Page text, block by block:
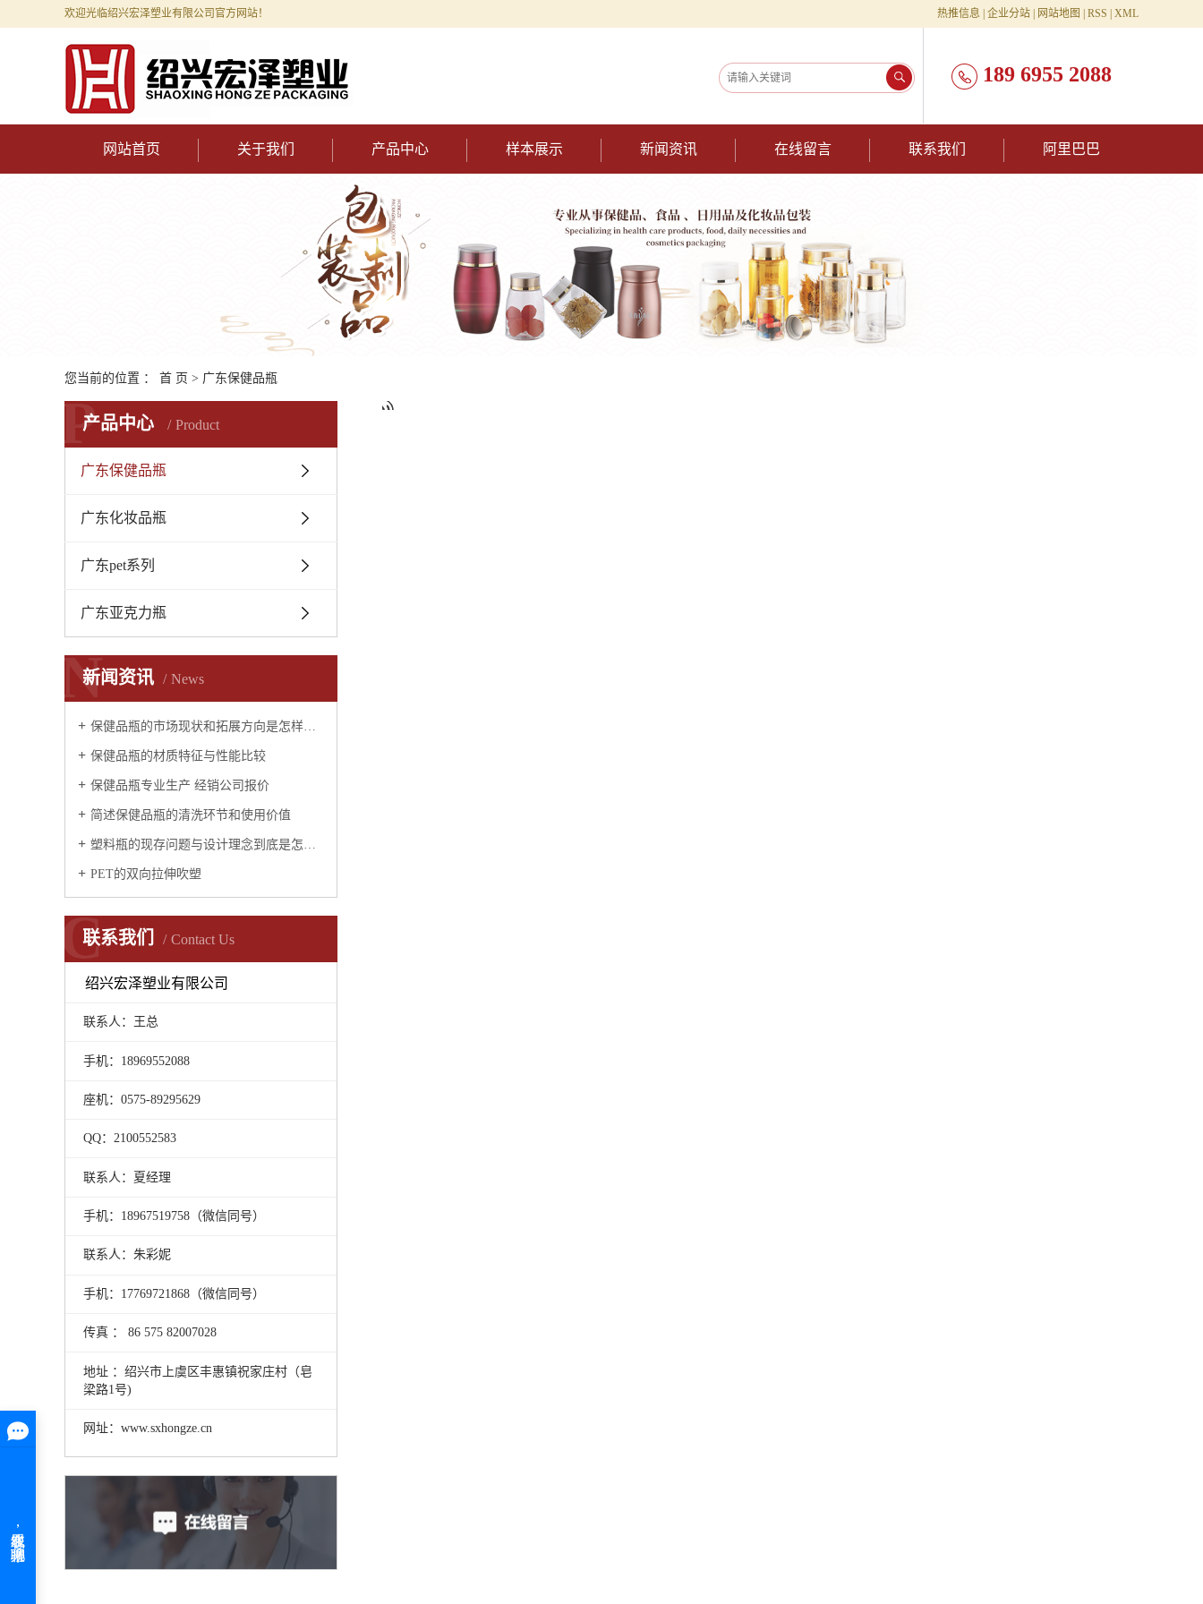
欢迎光临绍兴宏泽塑业有限公司官方网站！ 热推信息 企业分站 网站地图 RSS XML
189 6955 2088
网站首页 关于我们 产品中心 样本展示 新闻资讯 在线留言 联系我们 阿里巴巴
您当前的位置 ： 首 页 > 广东保健品瓶
产品中心 Product
P
广东保健品瓶
广东化妆品瓶
广东pet系列
广东亚克力瓶
新闻资讯 News
N
保健品瓶的市场现状和拓展方向是怎样的？
保健品瓶的材质特征与性能比较
保健品瓶专业生产 经销公司报价
简述保健品瓶的清洗环节和使用价值
塑料瓶的现存问题与设计理念到底是怎样的？
PET的双向拉伸吹塑
联系我们 Contact Us
C
绍兴宏泽塑业有限公司
联系人：王总
手机：18969552088
座机：0575-89295629
QQ：2100552583
联系人：夏经理
手机：18967519758（微信同号）
联系人：朱彩妮
手机：17769721868（微信同号）
传真 ： 86 575 82007028
地址 ：绍兴市上虞区丰惠镇祝家庄村（皂
梁路1号)
网址：www.sxhongze.cn